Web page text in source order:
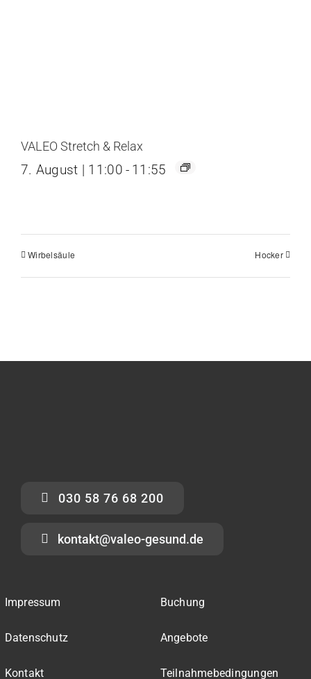
VALEO Stretch & Relax
7. August | 11:00 - 11:55
Wirbelsäule Hocker
030 58 76 68 200
kontakt@valeo-gesund.de
Impressum
Datenschutz
Kontakt
Buchung
Angebote
Teilnahmebedingungen